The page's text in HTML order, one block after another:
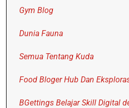
Gym Blog
Dunia Fauna
Semua Tentang Kuda
Food Bloger Hub Dan
BGettings Belajar Skill Digital